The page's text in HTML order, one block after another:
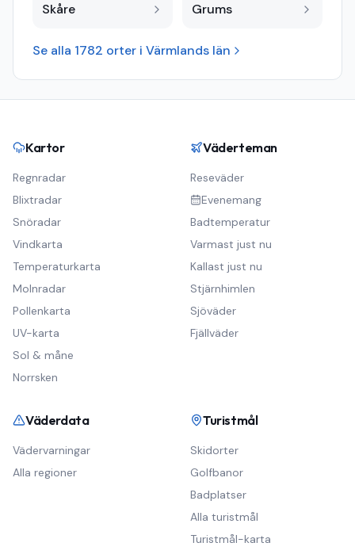
Skåre Grums
Se alla 1782 orter i Värmlands län
Kartor
Regnradar
Blixtradar
Snöradar
Vindkarta
Temperaturkarta
Molnradar
Pollenkarta
UV-karta
Sol & måne
Norrsken
Väderteman
Reseväder
Evenemang
Badtemperatur
Varmast just nu
Kallast just nu
Stjärnhimlen
Sjöväder
Fjällväder
Väderdata
Vädervarningar
Alla regioner
Turistmål
Skidorter
Golfbanor
Badplatser
Alla turistmål
Turistmål-karta